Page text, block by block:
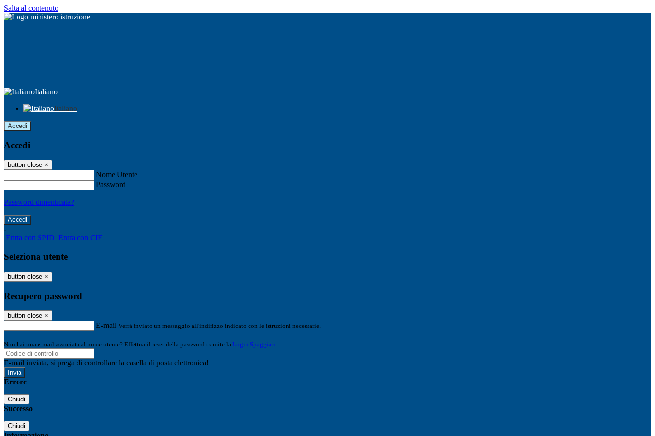
Salta al contenuto
Italiano
Italiano
Accedi
Accedi
button close ×
Nome Utente
Password
Password dimenticata?
-
Entra con SPID Entra con CIE
Seleziona utente
button close ×
Recupero password
button close ×
E-mail Verrà inviato un messaggio all'indirizzo indicato con le istruzioni necessarie.
Non hai una e-mail associata al nome utente? Effettua il reset della password tramite la Login Spaggiari
E-mail inviata, si prega di controllare la casella di posta elettronica!
Errore
Chiudi
Successo
Chiudi